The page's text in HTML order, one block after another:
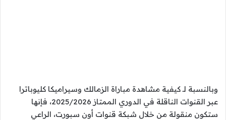
وبالنسبة لـ كيفية مشاهدة مباراة الزمالك وسيراميكا كليوباترا
عبر القنوات الناقلة في الدوري الممتاز 2025/2026، فإنها
ستكون منقولة من خلال شبكة قنوات أون سبورت، الراعي